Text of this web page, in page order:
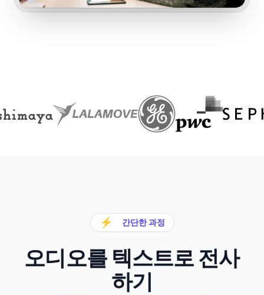
⚡ 간단한 과정
오디오를 텍스트로 전사
하기